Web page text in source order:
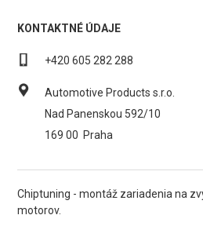
KONTAKTNÉ ÚDAJE
+420 605 282 288
Automotive Products s.r.o.
Nad Panenskou 592/10
169 00 Praha
Chiptuning - montáž zariadenia na
motorov.